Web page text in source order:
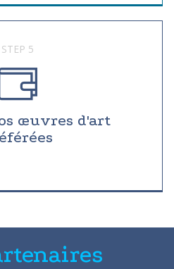
STEP 5
œuvres d'art